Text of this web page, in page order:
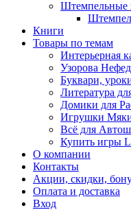
Штемпельные
Книги
Товары по темам
Интерьерная
Узорова
Буквари,
Литература
Домики для
Игрушки
Всё для
Купить игры
О компании
Контакты
Акции, скидки,
Оплата и доставка
Вход